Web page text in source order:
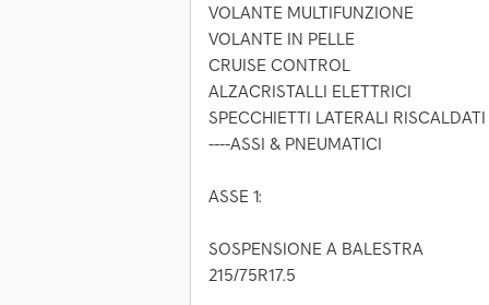
VOLANTE MULTIFUNZIONE
VOLANTE IN PELLE
CRUISE CONTROL
ALZACRISTALLI ELETTRICI
SPECCHIETTI LATERALI RISCALDATI
----ASSI & PNEUMATICI
ASSE 1:
SOSPENSIONE A BALESTRA
215/75R17.5